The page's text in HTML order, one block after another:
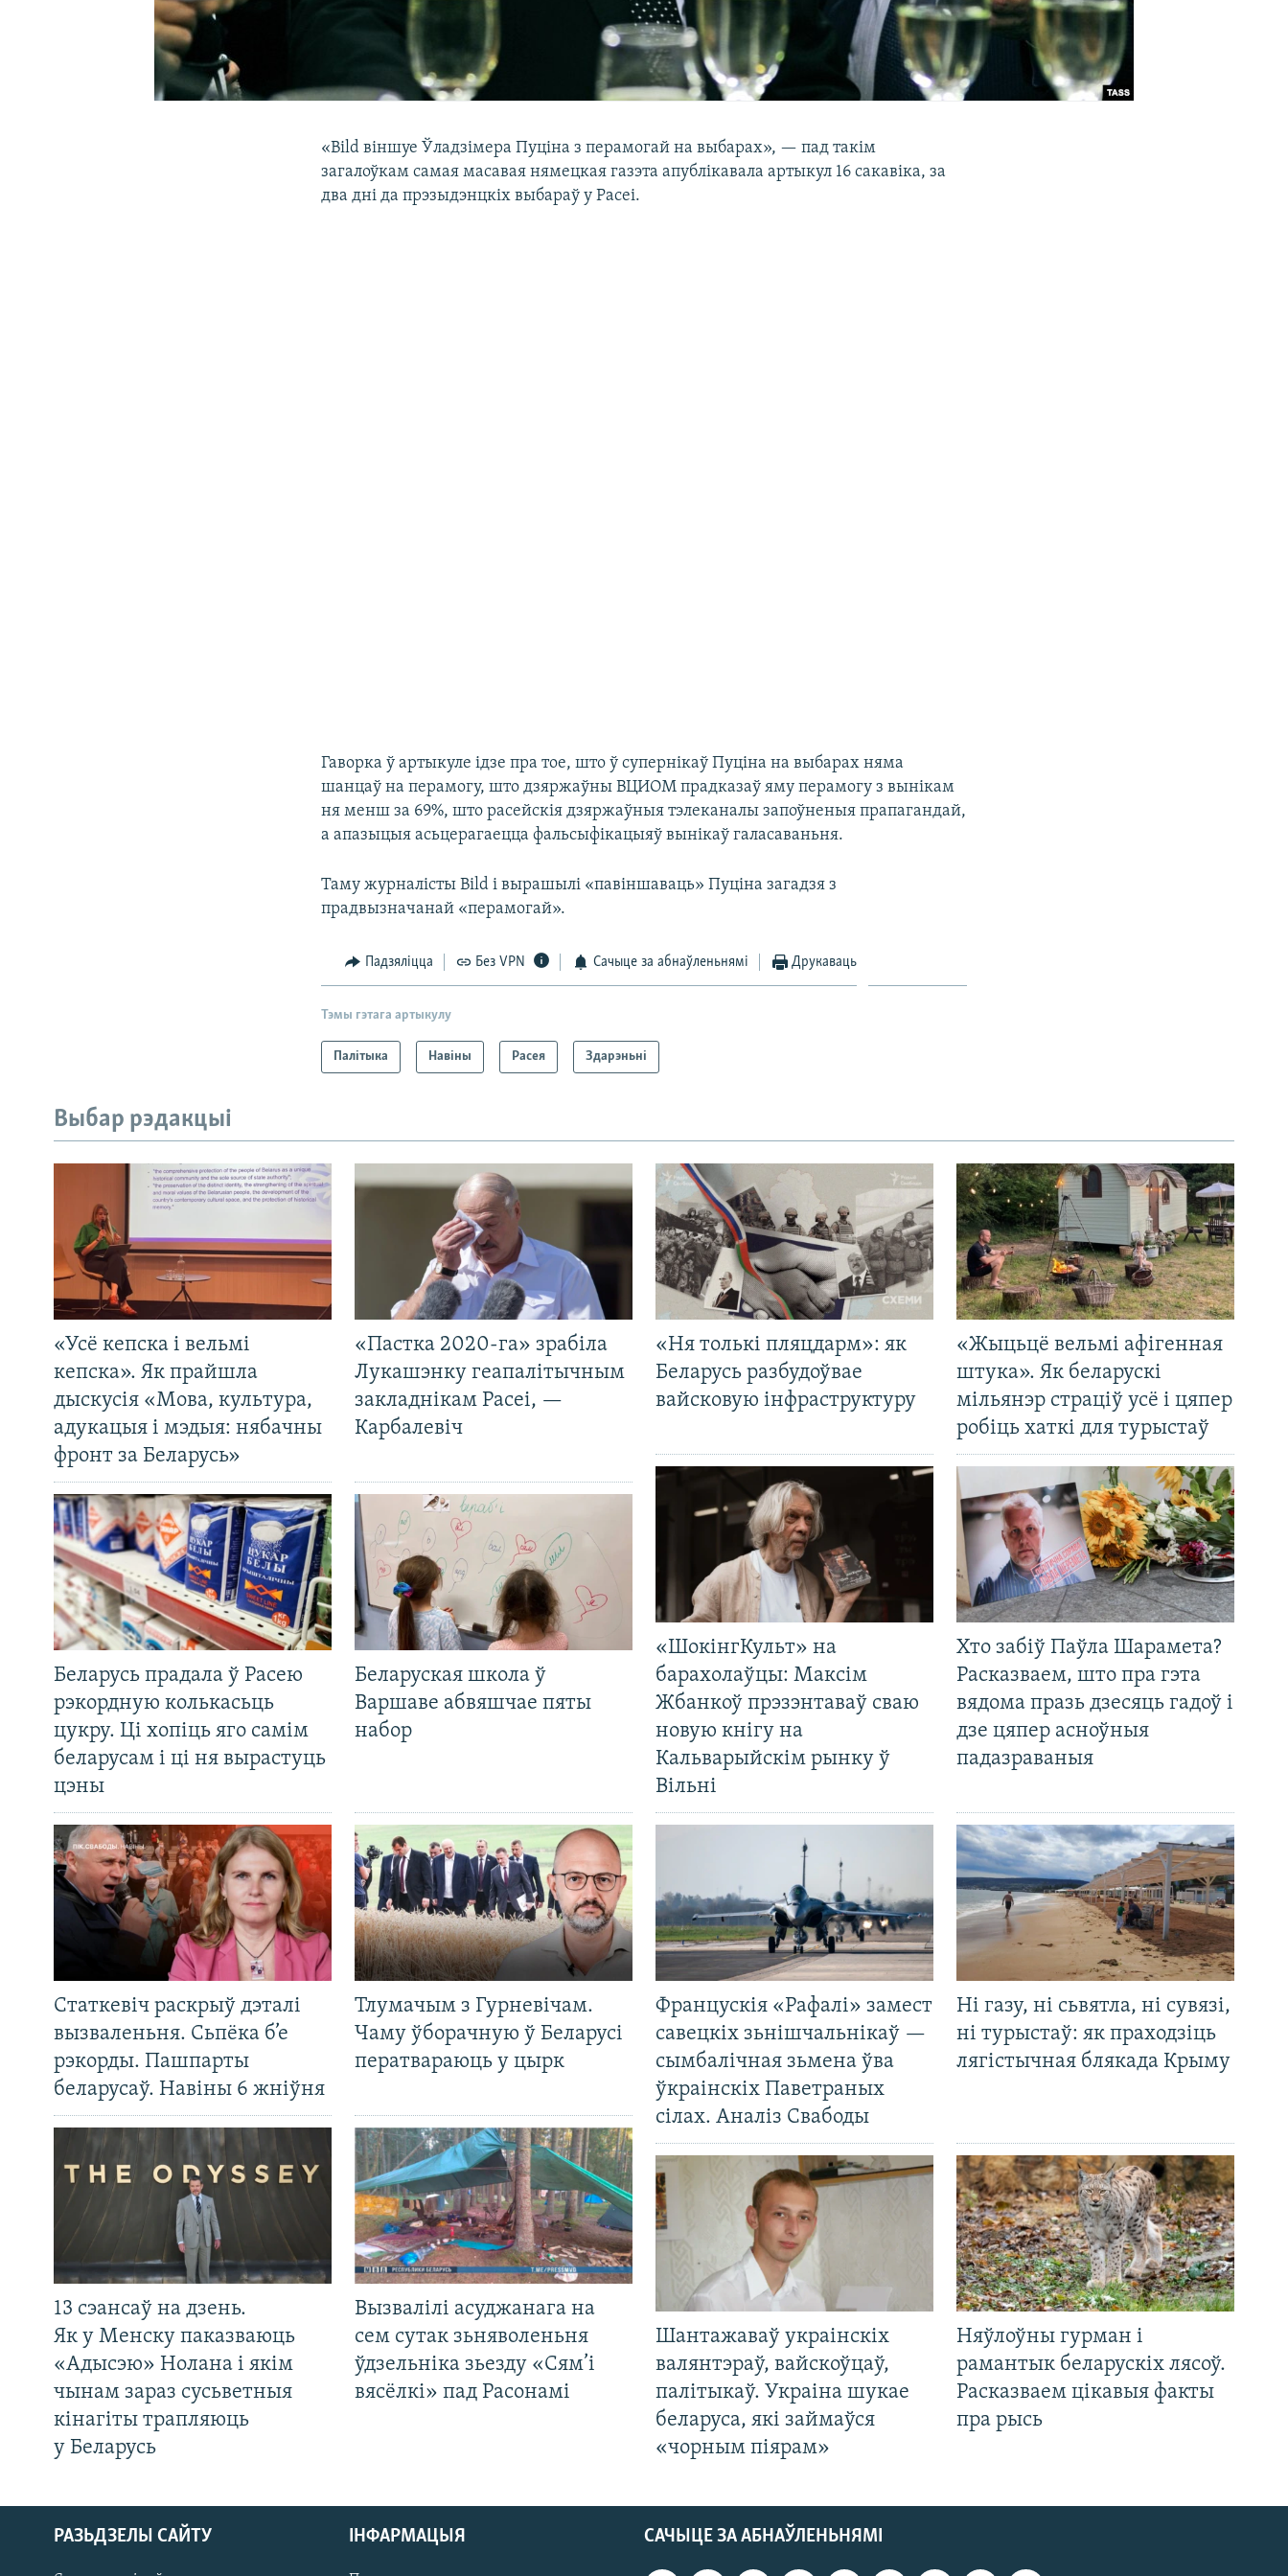
«Bild віншуе Ўладзімера Пуціна з перамогай на выбарах», — пад такім
загалоўкам самая масавая нямецкая газэта апублікавала артыкул 16 сакавіка, за
два дні да прэзыдэнцкіх выбараў у Расеі.
Гаворка ў артыкуле ідзе пра тое, што ў супернікаў Пуціна на выбарах няма
шанцаў на перамогу, што дзяржаўны ВЦИОМ прадказаў яму перамогу з вынікам
ня менш за 69%, што расейскія дзяржаўныя тэлеканалы запоўненыя прапагандай,
а апазыцыя асьцерагаецца фальсыфікацыяў вынікаў галасаваньня.
Таму журналісты Bild і вырашылі «павіншаваць» Пуціна загадзя з
прадвызначанай «перамогай».
Падзяліцца Без VPN Сачыце за абнаўленьнямі Друкаваць
Тэмы гэтага артыкулу
Палітыка Навіны Расея Здарэньні
Выбар рэдакцыі
«Усё кепска і вельмі
кепска». Як прайшла
дыскусія «Мова, культура,
адукацыя і мэдыя: нябачны
фронт за Беларусь»
«Пастка 2020-га» зрабіла
Лукашэнку геапалітычным
закладнікам Расеі, —
Карбалевіч
Беларусь прадала ў Расею
рэкордную колькасьць
цукру. Ці хопіць яго самім
беларусам і ці ня вырастуць
цэны
Беларуская школа ў
Варшаве абвяшчае пяты
набор
Статкевіч раскрыў дэталі
вызваленьня. Сьпёка б’е
рэкорды. Пашпарты
беларусаў. Навіны 6 жніўня
Тлумачым з Гурневічам.
Чаму ўборачную ў Беларусі
ператвараюць у цырк
13 сэансаў на дзень.
Як у Менску паказваюць
«Адысэю» Нолана і якім
чынам зараз сусьветныя
кінагіты трапляюць
у Беларусь
Вызвалілі асуджанага на
сем сутак зьняволеньня
ўдзельніка зьезду «Сям’і
вясёлкі» пад Расонамі
«Ня толькі пляцдарм»: як
Беларусь разбудоўвае
вайсковую інфраструктуру
«Жыцьцё вельмі афігенная
штука». Як беларускі
мільянэр страціў усё і цяпер
робіць хаткі для турыстаў
«ШокінгКульт» на
барахолаўцы: Максім
Жбанкоў прэзэнтаваў сваю
новую кнігу на
Кальварыйскім рынку ў
Вільні
Хто забіў Паўла Шарамета?
Расказваем, што пра гэта
вядома празь дзесяць гадоў і
дзе цяпер асноўныя
падазраваныя
Францускія «Рафалі» замест
савецкіх зьнішчальнікаў —
сымбалічная зьмена ўва
ўкраінскіх Паветраных
сілах. Аналіз Свабоды
Ні газу, ні сьвятла, ні сувязі,
ні турыстаў: як праходзіць
лягістычная блякада Крыму
Шантажаваў украінскіх
валянтэраў, вайскоўцаў,
палітыкаў. Украіна шукае
беларуса, які займаўся
«чорным піярам»
Няўлоўны гурман і
рамантык беларускіх лясоў.
Расказваем цікавыя факты
пра рысь
САЧЫЦЕ ЗА АБНАЎЛЕНЬНЯМІ
РАЗЬДЗЕЛЫ САЙТУ ІНФАРМАЦЫЯ